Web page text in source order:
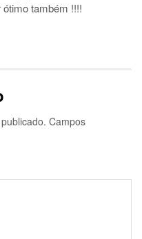
também !!!!
Campos